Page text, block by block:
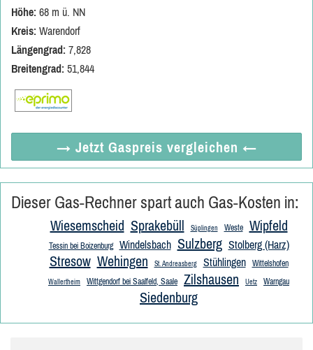
Höhe: 68 m ü. NN
Kreis: Warendorf
Längengrad: 7,828
Breitengrad: 51,844
→ Jetzt Gaspreis vergleichen ←
Dieser Gas-Rechner spart auch Gas-Kosten in:
Wiesemscheid Sprakebüll Süplingen Weste Wipfeld
Tessin bei Boizenburg Windelsbach Sulzberg Stolberg (Harz)
Stresow Wehingen St. Andreasberg Stühlingen Wittelshofen
Wallertheim Wittgendorf bei Saalfeld, Saale Zilshausen Uetz Warngau
Siedenburg